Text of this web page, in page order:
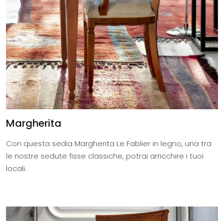
Margherita
Con questa sedia Margherita Le Fablier in legno, una tra
le nostre sedute fisse classiche, potrai arricchire i tuoi
locali.